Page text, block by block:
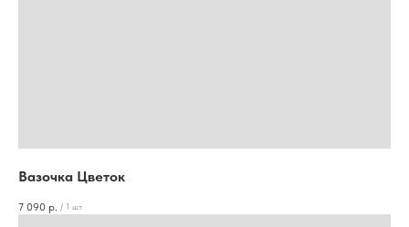
Вазочка Цветок
7 090 р. / 1 шт